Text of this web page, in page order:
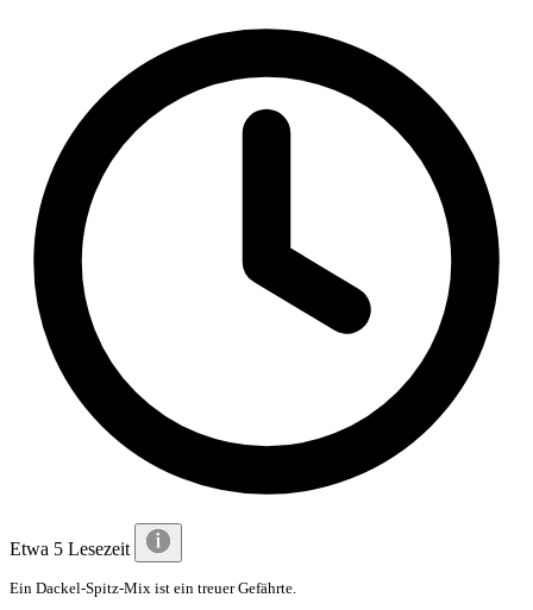
Etwa 5 Lesezeit
Ein Dackel-Spitz-Mix ist ein treuer Gefährte.